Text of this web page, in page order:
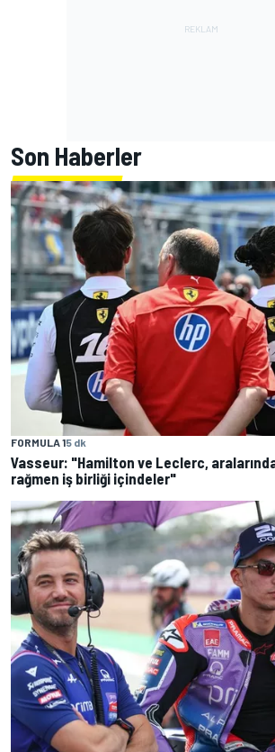
Son Haberler
FORMULA 15 dk
Vasseur: "Hamilton ve Leclerc,
rağmen iş birliği içindeler"